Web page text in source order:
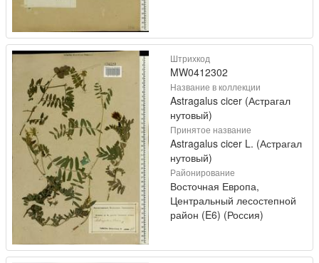
Штрихкод
MW0412302
Название в коллекции
Astragalus cicer (Астрагал
нутовый)
Принятое название
Astragalus cicer L. (Астрагал
нутовый)
Районирование
Восточная Европа,
Центральный лесостепной
район (E6) (Россия)